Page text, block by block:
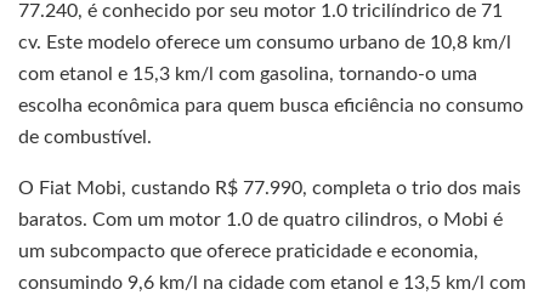
77.240, é conhecido por seu motor 1.0 tricilíndrico de 71
cv. Este modelo oferece um consumo urbano de 10,8 km/l
com etanol e 15,3 km/l com gasolina, tornando-o uma
escolha econômica para quem busca eficiência no consumo
de combustível.
O Fiat Mobi, custando R$ 77.990, completa o trio dos mais
baratos. Com um motor 1.0 de quatro cilindros, o Mobi é
um subcompacto que oferece praticidade e economia,
consumindo 9,6 km/l na cidade com etanol e 13,5 km/l com